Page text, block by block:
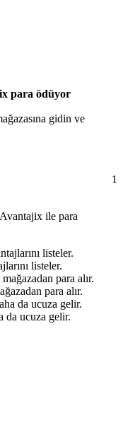
para ödüyor
gidin ve
1
Avantajix ile para
listeler.
para alır.
da ucuza gelir.